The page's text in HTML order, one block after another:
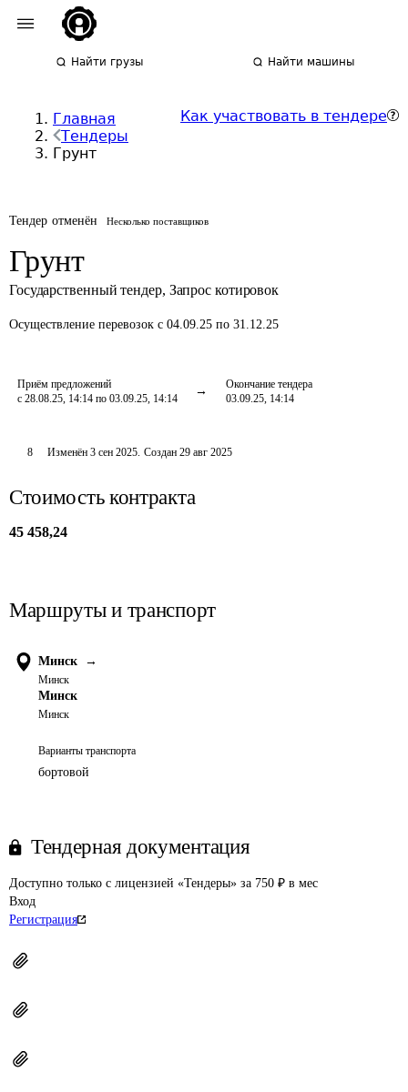
Найти грузы Найти машины
Главная
Тендеры
Грунт
Как участвовать в тендере
Тендер отменён Несколько поставщиков
Грунт
Государственный тендер, Запрос котировок
Осуществление перевозок с 04.09.25 по 31.12.25
Приём предложений
с 28.08.25, 14:14 по 03.09.25, 14:14
Окончание тендера
03.09.25, 14:14
8 Изменён 3 сен 2025. Создан 29 авг 2025
Стоимость контракта
45 458,24
Маршруты и транспорт
Минск →
Минск
Минск
Минск
Варианты транспорта
бортовой
Тендерная документация
Доступно только с лицензией «Тендеры» за 750 ₽ в мес
Вход
Регистрация